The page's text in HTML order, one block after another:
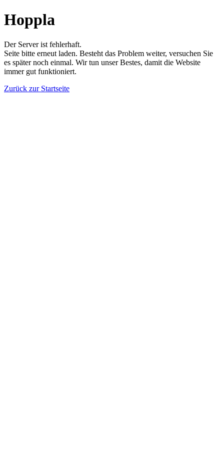
Hoppla
Der Server ist fehlerhaft.
Seite bitte erneut laden. Besteht das Problem weiter, versuchen Sie
es später noch einmal. Wir tun unser Bestes, damit die Website
immer gut funktioniert.
Zurück zur Startseite